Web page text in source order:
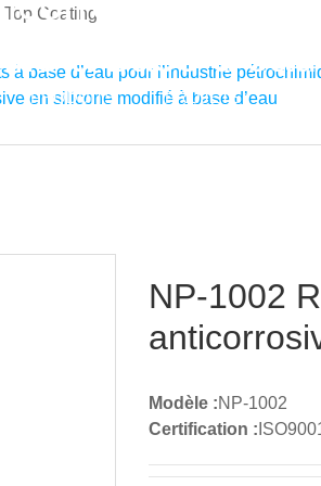
PRODUITS PROJETS
à base d’eau
à base d’eau pour l’industrie
en silicone modifié à base d’eau
NP-1002
Modèle :NP-1002
Certification :